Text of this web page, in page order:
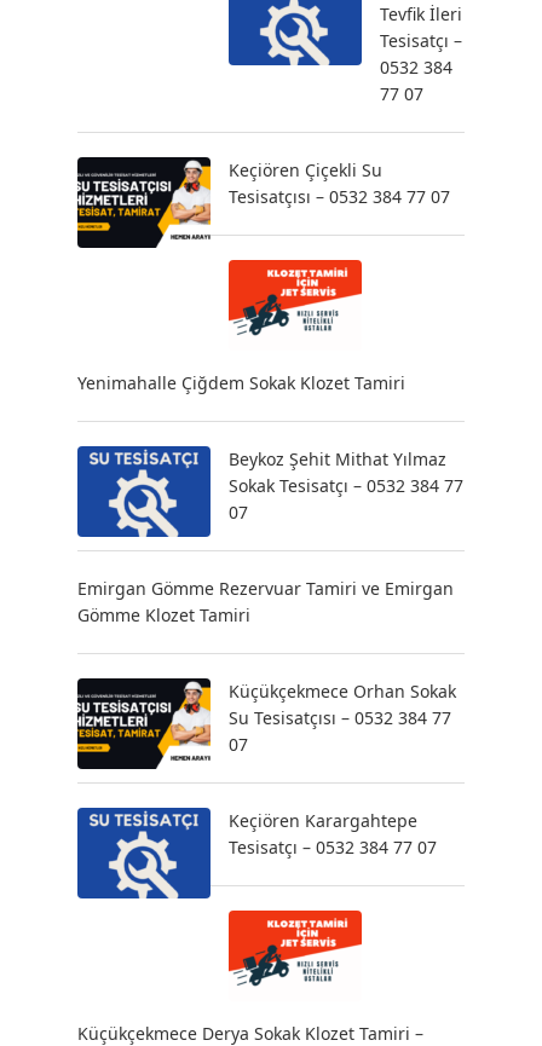
Tevfik İleri
Tesisatçı –
0532 384
77 07
Keçiören Çiçekli Su
Tesisatçısı – 0532 384 77 07
Yenimahalle Çiğdem Sokak Klozet Tamiri
Beykoz Şehit Mithat Yılmaz
Sokak Tesisatçı – 0532 384 77
07
Emirgan Gömme Rezervuar Tamiri ve Emirgan
Gömme Klozet Tamiri
Küçükçekmece Orhan Sokak
Su Tesisatçısı – 0532 384 77
07
Keçiören Karargahtepe
Tesisatçı – 0532 384 77 07
Küçükçekmece Derya Sokak Klozet Tamiri –